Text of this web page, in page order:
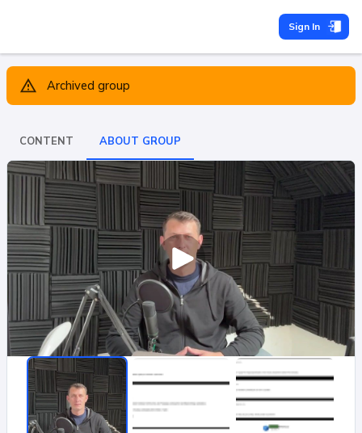
Sign In
Archived group
CONTENT ABOUT GROUP